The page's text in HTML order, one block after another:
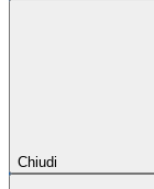
Chiudi